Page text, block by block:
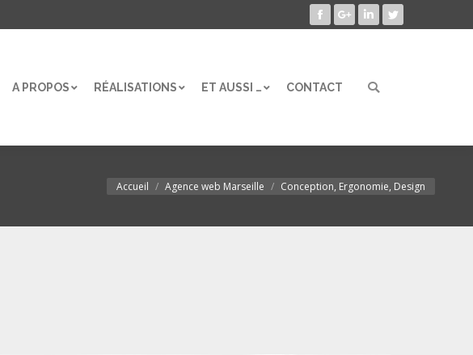
Facebook
Google+LinkedInTwitter
A PROPOS RÉALISATIONS ET AUSSI … CONTACT Search:
Vous êtes ici :
Accueil Agence web Marseille Conception, Ergonomie, Design